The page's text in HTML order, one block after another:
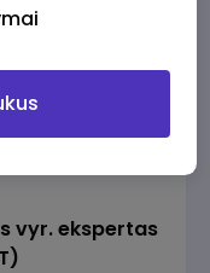
vyr. ekspertas